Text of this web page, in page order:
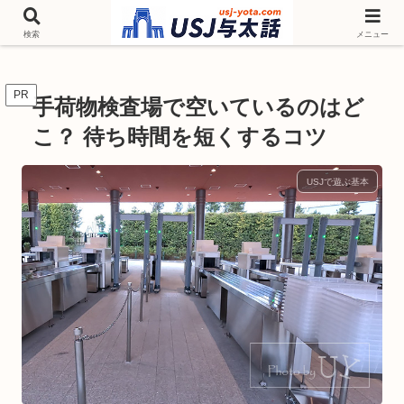
チケットやシーズンイベント ニンテンドーワールド アトラクションなどユニ
バを歩いて情報収集しています
PR 手荷物検査場で空いているのはど
こ？ 待ち時間を短くするコツ
USJで遊ぶ基本
検索 メニュー